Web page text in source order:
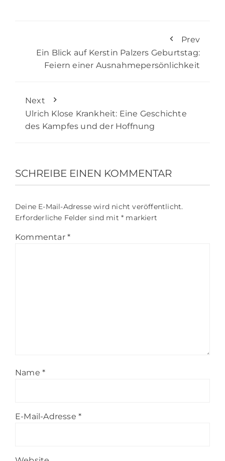
Prev
Ein Blick auf Kerstin Palzers Geburtstag:
Feiern einer Ausnahmepersönlichkeit
Next
Ulrich Klose Krankheit: Eine Geschichte
des Kampfes und der Hoffnung
SCHREIBE EINEN KOMMENTAR
Deine E-Mail-Adresse wird nicht veröffentlicht.
Erforderliche Felder sind mit * markiert
Kommentar *
Name *
E-Mail-Adresse *